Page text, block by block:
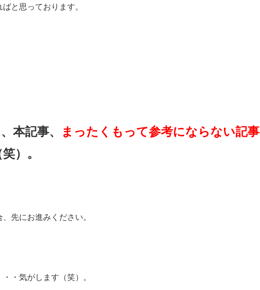
と思っております。
本記事、 まったくもって参考にならない記事
）。
先にお進みください。
・気がします（笑）。